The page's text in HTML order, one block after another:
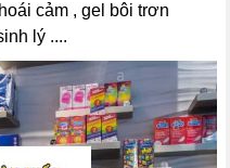
cảm , gel bôi trơn
lý ....